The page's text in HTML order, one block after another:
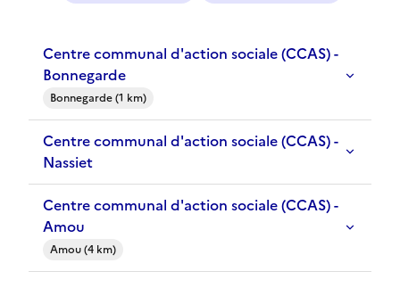
Centre communal d'action sociale (CCAS) -
Bonnegarde
Bonnegarde (1 km)
Centre communal d'action sociale (CCAS) -
Nassiet
Centre communal d'action sociale (CCAS) -
Amou
Amou (4 km)